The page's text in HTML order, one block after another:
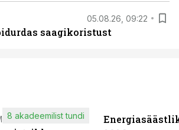
05.08.26, 09:22
saagikoristust
8 akadeemilist tundi